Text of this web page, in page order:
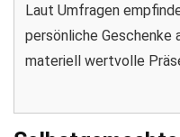
Laut Umfragen
persönliche Geschenke
materiell wertvolle